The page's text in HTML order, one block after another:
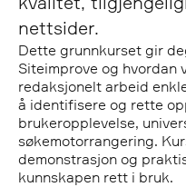
nettsider.
Dette grunnkurset gir
Siteimprove og hvordan
redaksjonelt arbeid
å identifisere og rette
brukeropplevelse,
søkemotorrangering.
demonstrasjon og
kunnskapen rett i bruk.